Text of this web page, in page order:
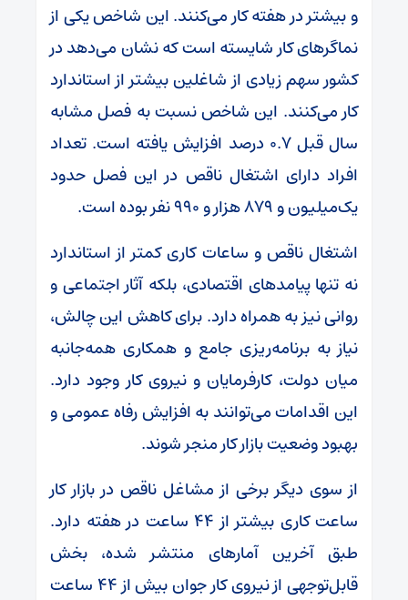
و بیشتر در هفته کار می‌کنند. این شاخص یکی از
نماگرهای کار شایسته است که نشان می‌دهد در
کشور سهم زیادی از شاغلین بیشتر از استاندارد
کار می‌کنند. این شاخص نسبت به فصل مشابه
سال قبل ۰.۷ درصد افزایش یافته است. تعداد
افراد دارای اشتغال ناقص در این فصل حدود
یک‌میلیون و ۸۷۹ هزار و ۹۹۰ نفر بوده است.
اشتغال ناقص و ساعات کاری کمتر از استاندارد
نه تنها پیامدهای اقتصادی، بلکه آثار اجتماعی و
روانی نیز به همراه دارد. برای کاهش این چالش،
نیاز به برنامه‌ریزی جامع و همکاری همه‌جانبه
میان دولت، کارفرمایان و نیروی کار وجود دارد.
این اقدامات می‌توانند به افزایش رفاه عمومی و
بهبود وضعیت بازار کار منجر شوند.
از سوی دیگر برخی از مشاغل ناقص در بازار کار
ساعت کاری بیشتر از ۴۴ ساعت در هفته دارد.
طبق آخرین آمارهای منتشر شده، بخش
قابل‌توجهی از نیروی کار جوان بیش از ۴۴ ساعت